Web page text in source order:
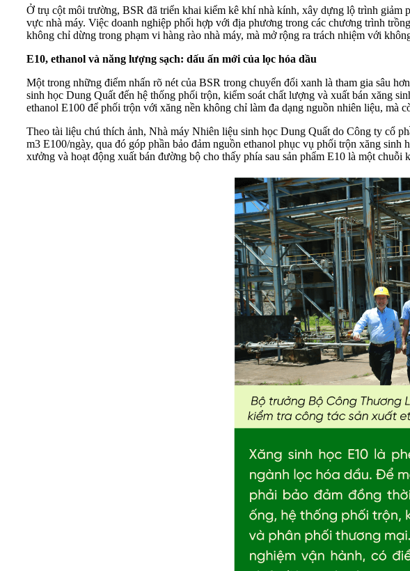
Ở trụ cột môi trường, BSR đã triển khai kiểm kê khí nhà kính, xây dựng lộ trình giảm
vực nhà máy. Việc doanh nghiệp phối hợp với địa phương trong các chương trình
không chỉ dừng trong phạm vi hàng rào nhà máy, mà mở rộng ra trách nhiệm với
E10, ethanol và năng lượng sạch: dấu ấn mới của lọc hóa dầu
Một trong những điểm nhấn rõ nét của BSR trong chuyển đổi xanh là tham gia sâu
sinh học Dung Quất đến hệ thống phối trộn, kiểm soát chất lượng và xuất bán xăng
ethanol E100 để phối trộn với xăng nền không chỉ làm đa dạng nguồn nhiên liệu, mà
Theo tài liệu chú thích ảnh, Nhà máy Nhiên liệu sinh học Dung Quất do Công ty cổ
m3 E100/ngày, qua đó góp phần bảo đảm nguồn ethanol phục vụ phối trộn xăng
xưởng và hoạt động xuất bán đường bộ cho thấy phía sau sản phẩm E10 là một